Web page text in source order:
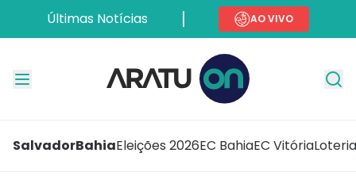
Últimas Notícias AO VIVO
SalvadorBahiaEleições 2026EC BahiaEC Vitória